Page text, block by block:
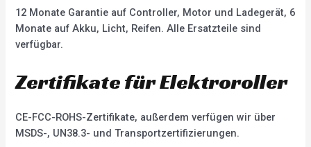
12 Monate Garantie auf Controller, Motor und Ladegerät, 6
Monate auf Akku, Licht, Reifen. Alle Ersatzteile sind
verfügbar.
Zertifikate für Elektroroller
CE-FCC-ROHS-Zertifikate, außerdem verfügen wir über
MSDS-, UN38.3- und Transportzertifizierungen.